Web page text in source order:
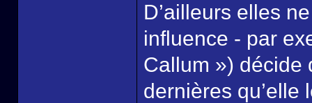
D’ailleurs elles
influence - par
Callum ») décide
dernières qu’elle